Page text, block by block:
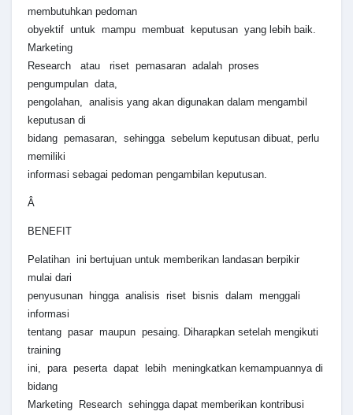
membutuhkan pedoman
obyektif untuk mampu membuat keputusan yang lebih baik.
Marketing
Research atau riset pemasaran adalah proses
pengumpulan data,
pengolahan, analisis yang akan digunakan dalam mengambil
keputusan di
bidang pemasaran, sehingga sebelum keputusan dibuat, perlu
memiliki
informasi sebagai pedoman pengambilan keputusan.
Â
BENEFIT
Pelatihan ini bertujuan untuk memberikan landasan berpikir
mulai dari
penyusunan hingga analisis riset bisnis dalam menggali
informasi
tentang pasar maupun pesaing. Diharapkan setelah mengikuti
training
ini, para peserta dapat lebih meningkatkan kemampuannya di
bidang
Marketing Research sehingga dapat memberikan kontribusi